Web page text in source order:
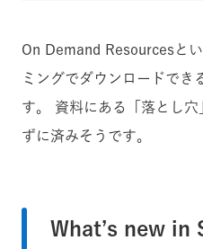
On Demand Resourcesと
ミングでダウンロードでき
す。 資料にある「落とし
ずに済みそうです。
What’s new in